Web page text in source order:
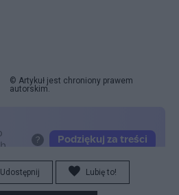
© Artykuł jest chroniony prawem
autorskim.
Udostępnij Lubię to!